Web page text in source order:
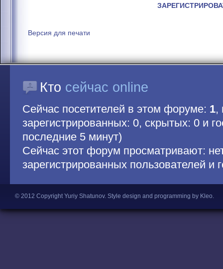
Версия для печати
Кто сейчас online
Сейчас посетителей в этом форуме: 1,
зарегистрированных: 0, скрытых: 0 и
последние 5 минут)
Сейчас этот форум просматривают:
зарегистрированных пользователей и
© 2012 Copyright Yuriy Shatunov. Style design and programming by Kleo.